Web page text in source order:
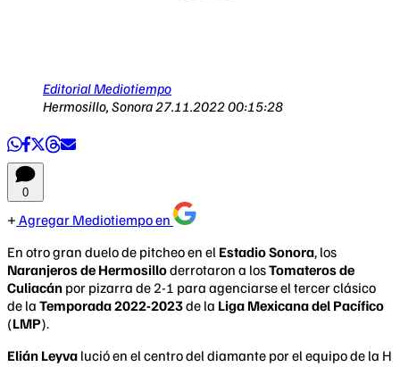
Editorial Mediotiempo
Hermosillo, Sonora27.11.2022 00:15:28
0
Agregar Mediotiempo en
En otro gran duelo de pitcheo en el Estadio Sonora, los
Naranjeros de Hermosilloderrotaron a losTomateros de
Culiacán por pizarra de 2-1 para agenciarse el tercer clásico
de la Temporada 2022-2023de la Liga Mexicana del Pacífico
(LMP).
Elián Leyva lució en el centro del diamante por el equipo de la H